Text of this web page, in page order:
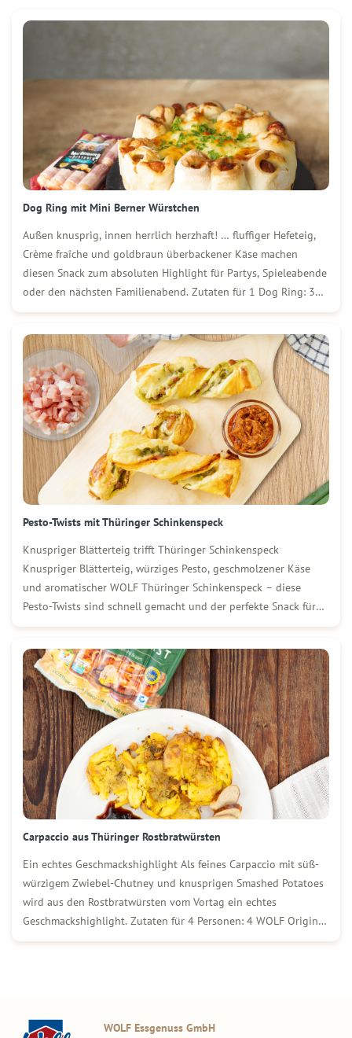
Dog Ring mit Mini Berner Würstchen
Außen knusprig, innen herrlich herzhaft! … fluffiger Hefeteig,
Crème fraîche und goldbraun überbackener Käse machen
diesen Snack zum absoluten Highlight für Partys, Spieleabende
oder den nächsten Familienabend. Zutaten für 1 Dog Ring: 3
Pesto-Twists mit Thüringer Schinkenspeck
Knuspriger Blätterteig trifft Thüringer Schinkenspeck
Knuspriger Blätterteig, würziges Pesto, geschmolzener Käse
und aromatischer WOLF Thüringer Schinkenspeck – diese
Pesto-Twists sind schnell gemacht und der perfekte Snack für
genauso lecker wie kalt. Zutaten […]
Carpaccio aus Thüringer Rostbratwürsten
Ein echtes Geschmackshighlight Als feines Carpaccio mit süß-
würzigem Zwiebel-Chutney und knusprigen Smashed Potatoes
wird aus den Rostbratwürsten vom Vortag ein echtes
Geschmackshighlight. Zutaten für 4 Personen: 4 WOLF Original
WOLF Essgenuss GmbH